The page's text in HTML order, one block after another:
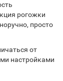
рогожки
просто
от
настройками